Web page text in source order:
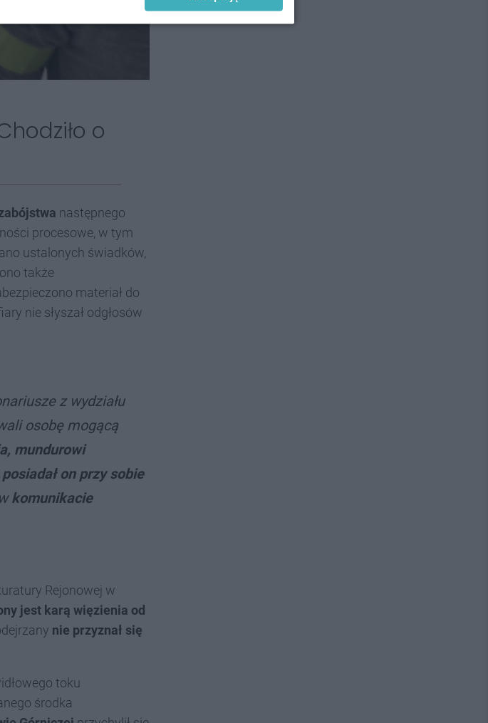
o
następnego
procesowe, w tym
ustalonych świadków,
także
materiał do
nie słyszał odgłosów
z wydziału
osobę mogącą
mundurowi
posiadał on przy sobie
komunikacie
Rejonowej w
jest karą więzienia od
nie przyznał się
toku
środka